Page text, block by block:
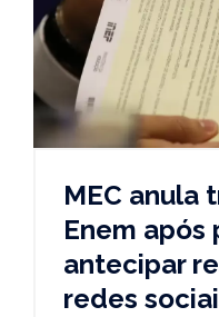
MEC anula
Enem após
antecipar
redes